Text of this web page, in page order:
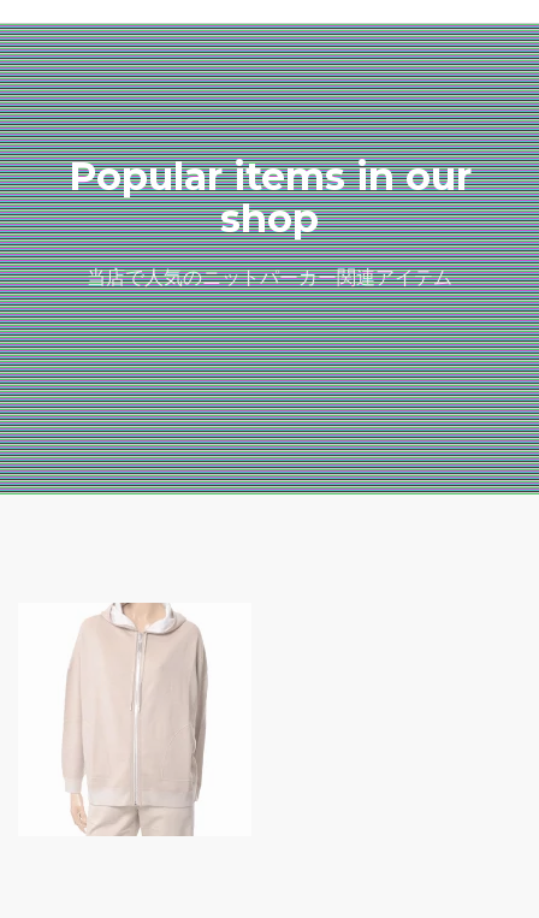
Popular items in our
shop
当店で人気のニットパーカー関連アイテム